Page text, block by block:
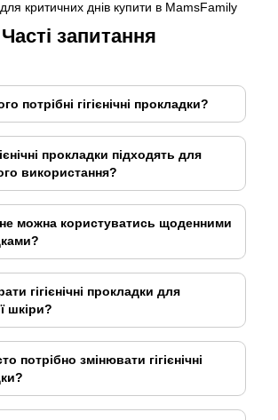
Часті запитання
потрібні гігієнічні прокладки?
прокладки підходять для
використання?
можна користуватись щоденними
гігієнічні прокладки для
шкіри?
потрібно змінювати гігієнічні